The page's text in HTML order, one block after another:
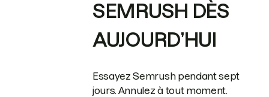
SEMRUSH DÈS
AUJOURD’HUI
Essayez Semrush pendant sept
jours. Annulez à tout moment.